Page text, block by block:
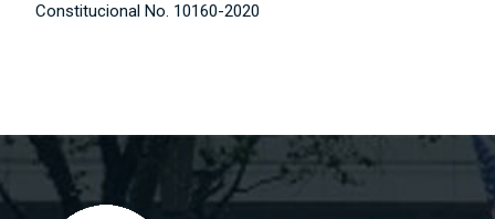
Constitucional No. 10160-2020